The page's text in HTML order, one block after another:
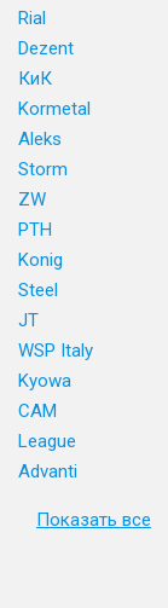
Rial
Dezent
КиК
Kormetal
Aleks
Storm
ZW
PTH
Konig
Steel
JT
WSP Italy
Kyowa
CAM
League
Advanti
Показать все